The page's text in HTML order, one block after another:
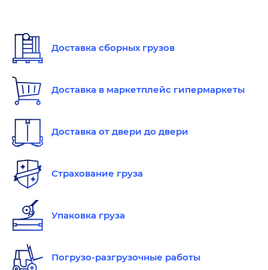
Доставка сборных грузов
Доставка в маркетплейс гипермаркеты
Доставка от двери до двери
Страхование груза
Упаковка груза
Погрузо-разгрузочные работы